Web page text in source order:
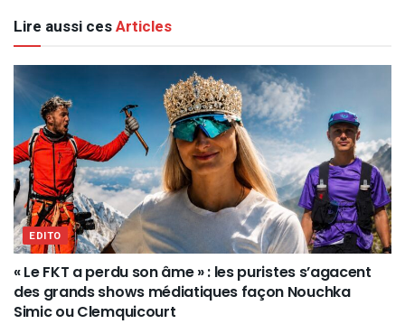
Lire aussi cesArticles
EDITO
« Le FKT a perdu son âme » : les puristes s’agacent
des grands shows médiatiques façon Nouchka
Simic ou Clemquicourt